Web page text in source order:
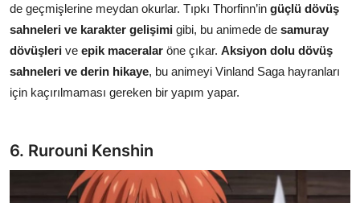
de geçmişlerine meydan okurlar. Tıpkı Thorfinn’in güçlü dövüş
sahneleri ve karakter gelişimi gibi, bu animede de samuray
dövüşleri ve epik maceralar öne çıkar. Aksiyon dolu dövüş
sahneleri ve derin hikaye, bu animeyi Vinland Saga hayranları
için kaçırılmaması gereken bir yapım yapar.
6. Rurouni Kenshin